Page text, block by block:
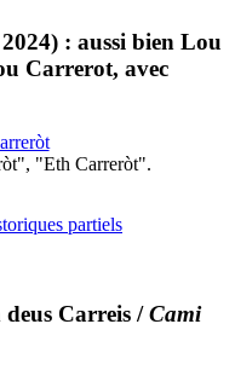
: aussi bien Lou
Carrerot, avec
"Eth Carreròt".
partiels
Carreis /Cami